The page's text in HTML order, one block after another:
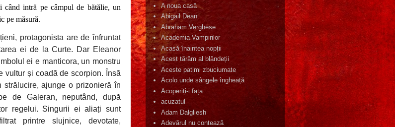
intră pe câmpul de bătălie, un
pe măsură.
protagonista are de înfruntat
ei de la Curte. Dar Eleanor
ei e manticora, un monstru
vultur și coadă de scorpion. Însă
ajunge o prizonieră în
de Galeran, neputând, după
regelui. Singurii ei aliați sunt
printre slujnice, devotate,
A noua casă
Abigail Dean
Abraham Verghese
Academia Vampirilor
Acasă înaintea nopții
Acest tărâm al blândeții
Aceste patimi zbuciumate
Acolo unde sângele îngheață
Acoperiți-i fața
acuzatul
Adam Dalgliesh
Adevărul nu contează